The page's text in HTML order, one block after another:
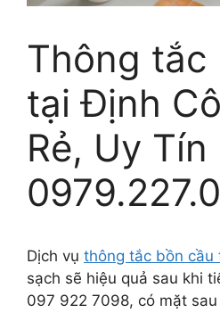
Thông tắc
tại Định
Rẻ, Uy Tín
Dịch vụ thông tắc bồn cầu
sạch sẽ hiệu quả sau khi
097 922 7098, có mặt sau